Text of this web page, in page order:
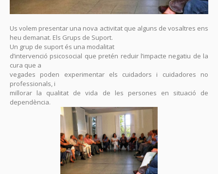
Us volem presentar una nova activitat que alguns de vosaltres ens
heu demanat. Els Grups de Suport.
Un grup de suport és una modalitat
d’intervenció psicosocial que pretén reduir l’impacte negatiu de la
cura que a
vegades poden experimentar els cuidadors i cuidadores no
professionals, i
millorar la qualitat de vida de les persones en situació de
dependència.